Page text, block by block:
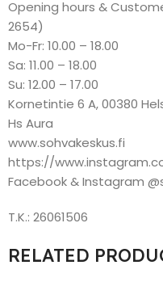
Opening hours &
2654)
Mo-Fr: 10.00 – 18.00
Sa: 11.00 – 18.00
Su: 12.00 – 17.00
Kornetintie 6 A, 00380
Hs Aura
www.sohvakeskus.fi
https://
Facebook & Instagram
T.K.: 26061506
RELATED